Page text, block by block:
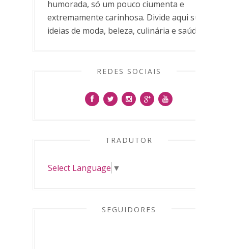
humorada, só um pouco ciumenta e
extremamente carinhosa. Divide aqui suas
ideias de moda, beleza, culinária e saúde.
REDES SOCIAIS
TRADUTOR
Select Language ▼
SEGUIDORES